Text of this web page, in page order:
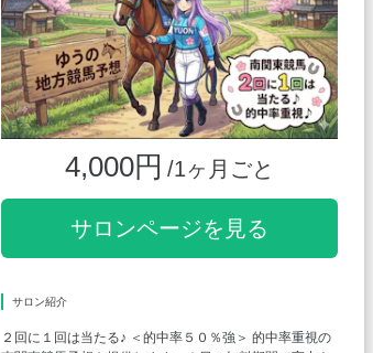
4,000円 /1ヶ月ごと
サロンページを見る
サロン紹介
２回に１回は当たる♪ ＜的中率５０％強＞ 的中率重視の